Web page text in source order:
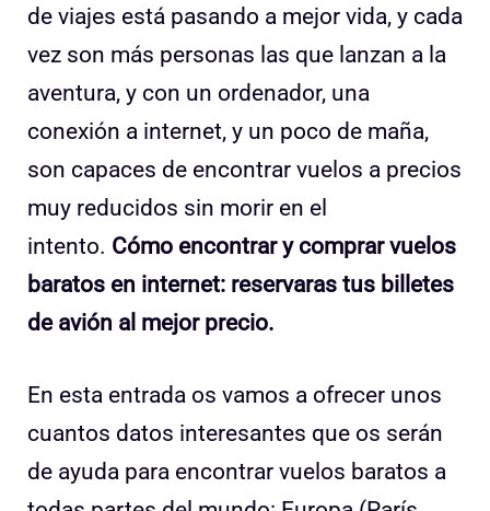
de viajes está pasando a mejor vida, y cada
vez son más personas las que lanzan a la
aventura, y con un ordenador, una
conexión a internet, y un poco de maña,
son capaces de encontrar vuelos a precios
muy reducidos sin morir en el
intento. Cómo encontrar y comprar vuelos
baratos en internet: reservaras tus billetes
de avión al mejor precio.
En esta entrada os vamos a ofrecer unos
cuantos datos interesantes que os serán
de ayuda para encontrar vuelos baratos a